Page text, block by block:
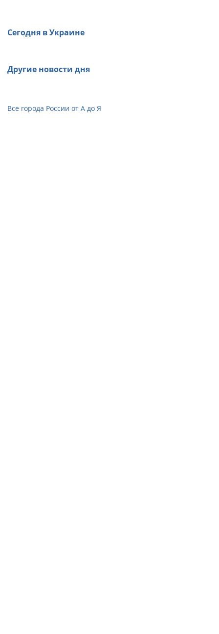
Сегодня в Украине
Другие новости дня
Все города России от А до Я